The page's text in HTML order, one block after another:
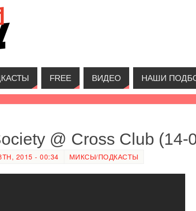
FREE ВИДЕО НАШИ
@ Cross Club (14-
2015 - 00:34 МИКСЫ/ПОДКАСТЫ